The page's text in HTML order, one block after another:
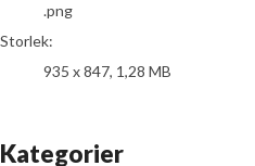
.png
Storlek:
935 x 847, 1,28 MB
Kategorier